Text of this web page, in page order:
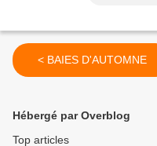
< BAIES D'AUTOMNE
Hébergé par Overblog
Top articles